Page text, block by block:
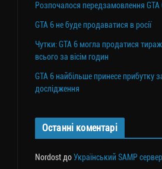
Розпочалося передзамовлення GTA
GTA 6 не буде продаватися в росії
Чутки: GTA 6 могла продатися
всього за вісім годин
GTA 6 найбільше принесе прибутку
дослідження
Останні коментарі
Nordost доУкраїнський SAMP сервер